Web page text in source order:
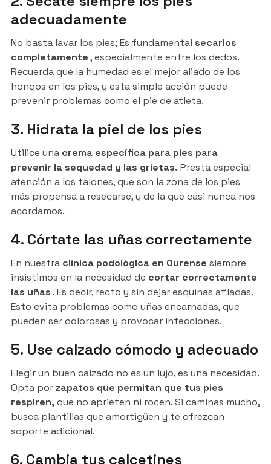
adecuadamente
No basta lavar los pies; Es fundamental secarlos
completamente, especialmente entre los dedos.
Recuerda que la humedad es el mejor aliado de los
hongos en los pies, y esta simple acción puede
prevenir problemas como el pie de atleta.
3. Hidrata la piel de los pies
Utilice una crema específica para pies para
prevenir la sequedad y las grietas. Presta especial
atención a los talones, que son la zona de los pies
más propensa a resecarse, y de la que casi nunca nos
acordamos.
4. Córtate las uñas correctamente
En nuestra clínica podológica en Ourense siempre
insistimos en la necesidad de cortar correctamente
las uñas . Es decir, recto y sin dejar esquinas afiladas.
Esto evita problemas como uñas encarnadas, que
pueden ser dolorosas y provocar infecciones.
5. Use calzado cómodo y adecuado
Elegir un buen calzado no es un lujo, es una necesidad.
Opta por zapatos que permitan que tus pies
respiren,que no aprieten ni rocen. Si caminas mucho,
busca plantillas que amortigüen y te ofrezcan
soporte adicional.
6. Cambia tus calcetines